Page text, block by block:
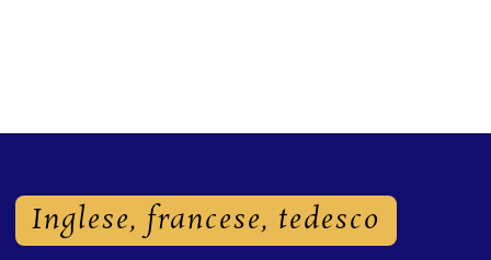
Inglese, francese, tedesco